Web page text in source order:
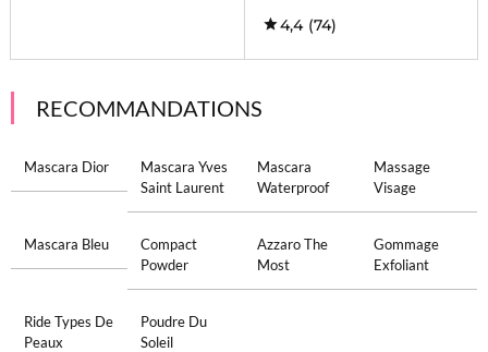
4,4 (74)
RECOMMANDATIONS
Mascara Dior
Mascara Yves
Saint Laurent
Mascara
Waterproof
Massage
Visage
Mascara Bleu
Compact
Powder
Azzaro The
Most
Gommage
Exfoliant
Ride Types De
Peaux
Poudre Du
Soleil